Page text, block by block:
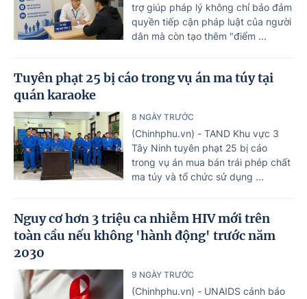
trợ giúp pháp lý không chỉ bảo đảm
quyền tiếp cận pháp luật của người
dân mà còn tạo thêm "điểm ...
Tuyên phạt 25 bị cáo trong vụ án ma túy tại
quán karaoke
8 NGÀY TRƯỚC
(Chinhphu.vn) - TAND Khu vực 3
Tây Ninh tuyên phạt 25 bị cáo
trong vụ án mua bán trái phép chất
ma túy và tổ chức sử dụng ...
Nguy cơ hơn 3 triệu ca nhiễm HIV mới trên
toàn cầu nếu không 'hành động' trước năm
2030
9 NGÀY TRƯỚC
(Chinhphu.vn) - UNAIDS cảnh báo